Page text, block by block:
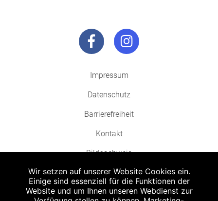
Impressum
Datenschutz
Barrierefreiheit
Kontakt
Bildnachweis
Wir setzen auf unserer Website Cookies ein.
Einige sind essenziell für die Funktionen der
Website und um Ihnen unseren Webdienst zur